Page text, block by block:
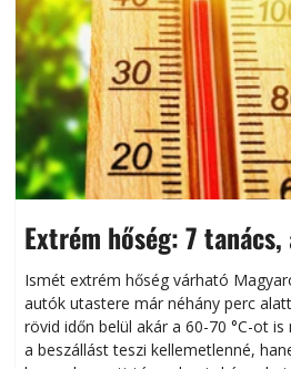
Extrém hőség: 7
megóvhatjuk autónkat
Ismét extrém hőség várható
autók utastere már néhány perc
rövid időn belül akár a 60-70 °C-ot is
a beszállást teszi kellemetlenné,